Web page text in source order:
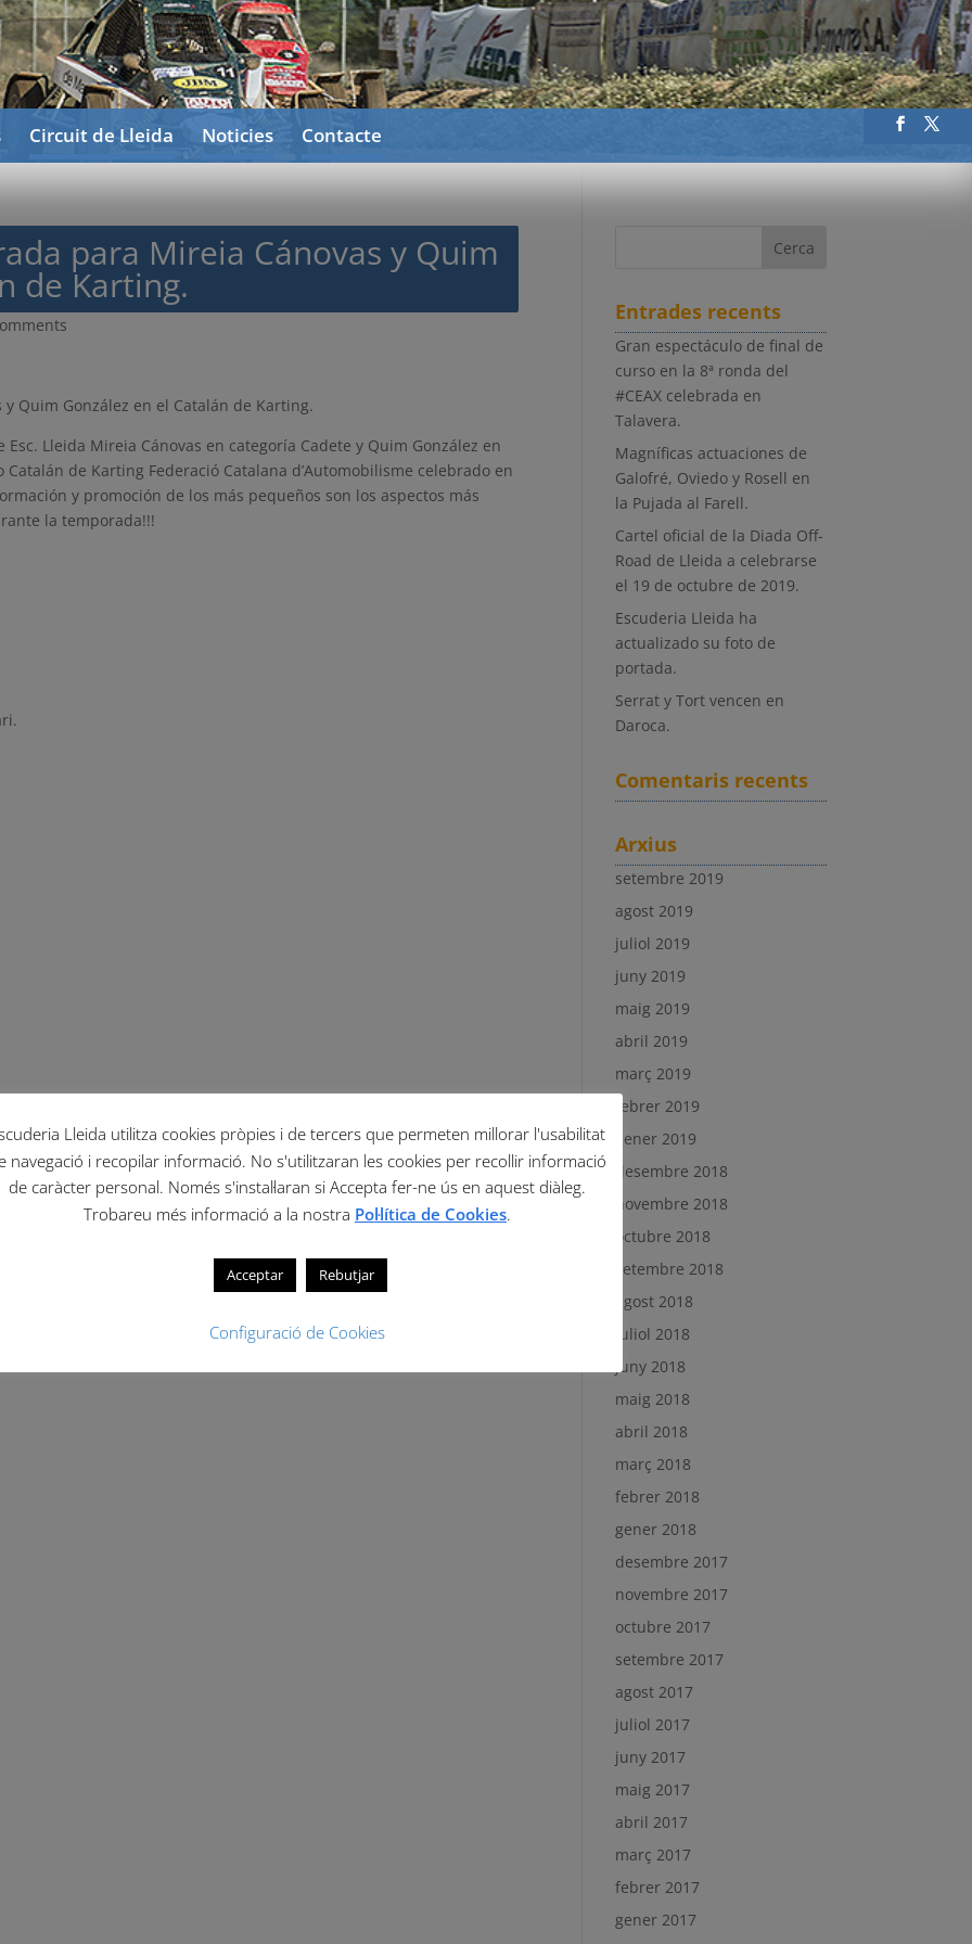
Circuit de Lleida Noticies Contacte
para Mireia Cánovas y Quim
de Karting.
Quim González en el Catalán de Karting.
Lleida Mireia Cánovas en categoría Cadete y Quim González en
de Karting Federació Catalana d’Automobilisme celebrado en
y promoción de los más pequeños son los aspectos más
la temporada!!!
Entrades recents
Gran espectáculo de final de
curso en la 8ª ronda del
#CEAX celebrada en
Talavera.
Magníficas actuaciones de
Galofré, Oviedo y Rosell en
la Pujada al Farell.
Cartel oficial de la Diada Off-
Road de Lleida a celebrarse
el 19 de octubre de 2019.
Escuderia Lleida ha
actualizado su foto de
portada.
Serrat y Tort vencen en
Daroca.
Comentaris recents
Arxius
setembre 2019
agost 2019
juliol 2019
juny 2019
maig 2019
abril 2019
març 2019
febrer 2019
gener 2019
desembre 2018
novembre 2018
octubre 2018
setembre 2018
agost 2018
juliol 2018
juny 2018
maig 2018
abril 2018
març 2018
febrer 2018
gener 2018
desembre 2017
novembre 2017
octubre 2017
setembre 2017
agost 2017
juliol 2017
juny 2017
maig 2017
abril 2017
març 2017
febrer 2017
gener 2017
Lleida utilitza cookies pròpies i de tercers que permeten millorar l'usabilitat
navegació i recopilar informació. No s'utilitzaran les cookies per recollir informació
de caràcter personal. Només s'instal·laran si Accepta fer-ne ús en aquest diàleg.
Trobareu més informació a la nostra Pol·lítica de Cookies.
Acceptar Rebutjar
Configuració de Cookies